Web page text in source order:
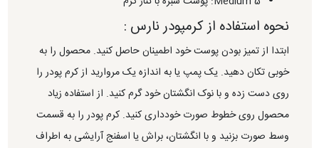
نحوه استفاده از کرمپودر نارس :
ابتدا از تمیز بودن پوست خود اطمینان حاصل کنید. محصول را به
خوبی تکان دهید. یک پمپ یا به اندازه یک مروارید از کرم پودر را
روی دست زده و با نوک انگشتان خود گرم کنید. از استفاده زیاد
محصول روی خطوط صورت خودداری کنید. کرم پودر را به قسمت
وسط صورت بزنید و با انگشتان، براش یا اسفنج آرایشی به اطراف